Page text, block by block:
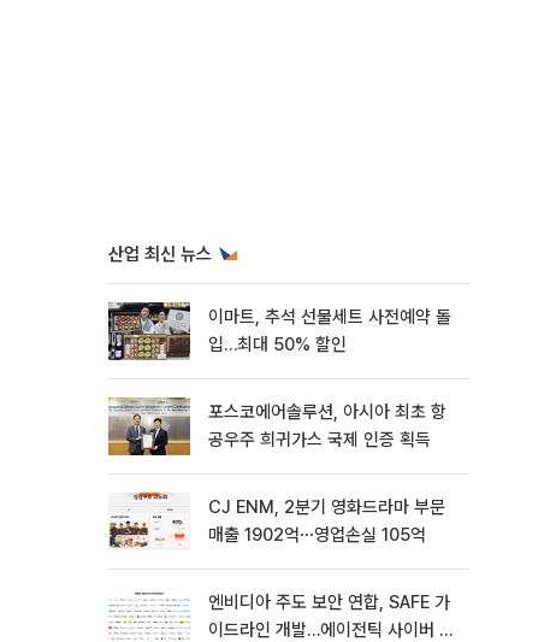
산업 최신 뉴스
이마트, 추석 선물세트 사전예약 돌
입…최대 50% 할인
포스코에어솔루션, 아시아 최초 항
공우주 희귀가스 국제 인증 획득
CJ ENM, 2분기 영화드라마 부문
매출 1902억⋯영업손실 105억
엔비디아 주도 보안 연합, SAFE 가
이드라인 개발…에이전틱 사이버 보